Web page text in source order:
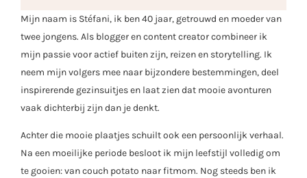
Mijn naam is Stéfani, ik ben 40 jaar, getrouwd en moeder van
twee jongens. Als blogger en content creator combineer ik
mijn passie voor actief buiten zijn, reizen en storytelling. Ik
neem mijn volgers mee naar bijzondere bestemmingen, deel
inspirerende gezinsuitjes en laat zien dat mooie avonturen
vaak dichterbij zijn dan je denkt.
Achter die mooie plaatjes schuilt ook een persoonlijk verhaal.
Na een moeilijke periode besloot ik mijn leefstijl volledig om
te gooien: van couch potato naar fitmom. Nog steeds ben ik